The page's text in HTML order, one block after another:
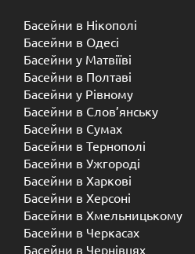
Басейни в Нікополі
Басейни в Одесі
Басейни у Матвіїві
Басейни в Полтаві
Басейни у ​​Рівному
Басейни в Слов’янську
Басейни в Сумах
Басейни в Тернополі
Басейни в Ужгороді
Басейни в Харкові
Басейни в Херсоні
Басейни в Хмельницькому
Басейни в Черкасах
Басейни в Чернівцях